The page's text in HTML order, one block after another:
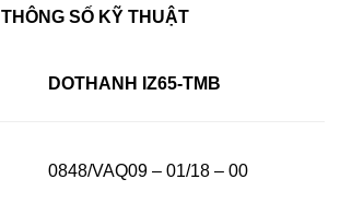
THÔNG SỐ KỸ THUẬT
DOTHANH IZ65-TMB
0848/VAQ09 – 01/18 – 00